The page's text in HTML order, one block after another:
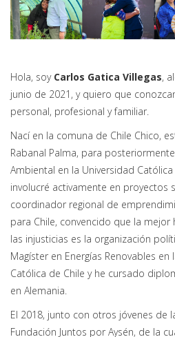
Hola, soy Carlos Gatica Villegas,
junio de 2021, y quiero que
personal, profesional y familiar.
Nací en la comuna de Chile Chico,
Rabanal Palma, para
Ambiental en la Universidad
involucré activamente en proyectos
coordinador regional de
para Chile, convencido que la
las injusticias es la organización
Magíster en Energías Renovables
Católica de Chile y he cursado
en Alemania.
El 2018, junto con otros jóvenes de
Fundación Juntos por Aysén, de la